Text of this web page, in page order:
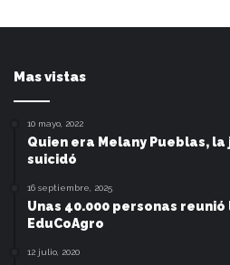
Mas vistas
10 mayo, 2022
Quien era Melany Pueblas,
suicidó
16 septiembre, 2025
Unas 40.000 personas reunió
EduCoAgro
12 julio, 2020